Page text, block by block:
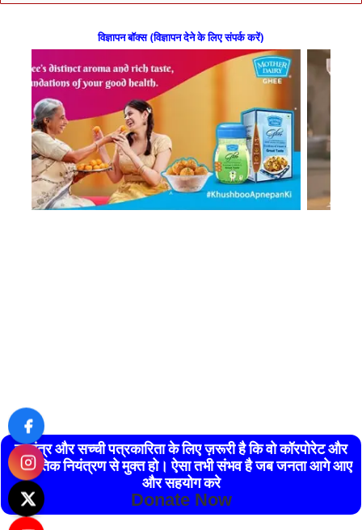
विज्ञापन बॉक्स (विज्ञापन देने के लिए संपर्क करें)
स्वतंत्र और सच्ची पत्रकारिता के लिए ज़रूरी है कि वो कॉरपोरेट और
राजनैतिक नियंत्रण से मुक्त हो। ऐसा तभी संभव है जब जनता आगे आए
और सहयोग करे
Donate Now